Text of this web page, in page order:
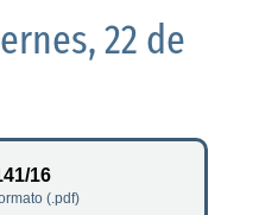
22 de
16
(.pdf)